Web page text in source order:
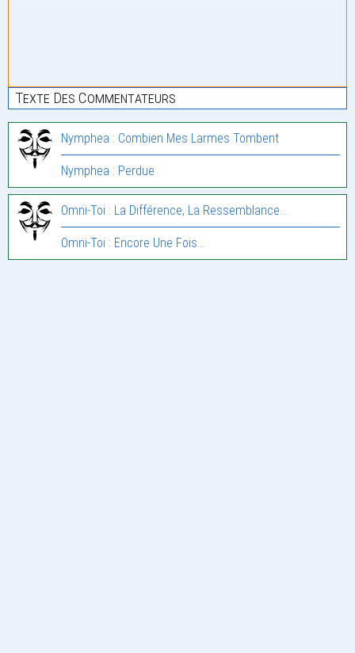
Texte Des Commentateurs
Nymphea : Combien Mes Larmes Tombent
Nymphea : Perdue
Omni-Toi : La Différence, La Ressemblance…
Omni-Toi : Encore Une Fois…